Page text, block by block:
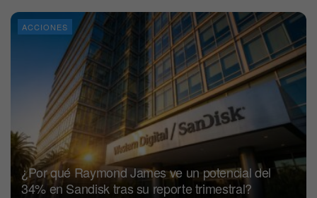
ACCIONES
¿Por qué Raymond James ve un potencial del
34% en Sandisk tras su reporte trimestral?